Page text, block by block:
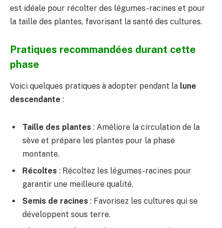
est idéale pour récolter des légumes-racines et pour
la taille des plantes, favorisant la santé des cultures.
Pratiques recommandées durant cette
phase
Voici quelques pratiques à adopter pendant la lune
descendante :
Taille des plantes : Améliore la circulation de la
sève et prépare les plantes pour la phase
montante.
Récoltes : Récoltez les légumes-racines pour
garantir une meilleure qualité.
Semis de racines : Favorisez les cultures qui se
développent sous terre.